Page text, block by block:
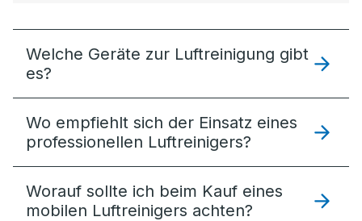
Welche Geräte zur Luftreinigung gibt
es?
Wo empfiehlt sich der Einsatz eines
professionellen Luftreinigers?
Worauf sollte ich beim Kauf eines
mobilen Luftreinigers achten?